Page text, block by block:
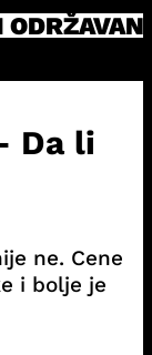
Da li
ne. Cene
i bolje je